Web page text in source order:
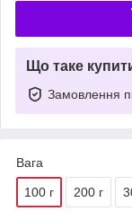
Що таке
Замовлення
Вага
100 г 200 г